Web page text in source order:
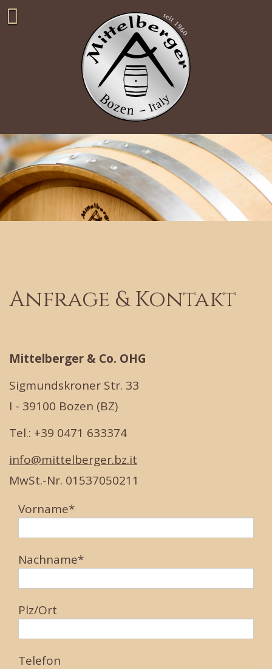
Anfrage & Kontakt
Mittelberger & Co. OHG
Sigmundskroner Str. 33
I - 39100 Bozen (BZ)
Tel.: +39 0471 633374
info@mittelberger.bz.it
MwSt.-Nr. 01537050211
Vorname*
Nachname*
Plz/Ort
Telefon